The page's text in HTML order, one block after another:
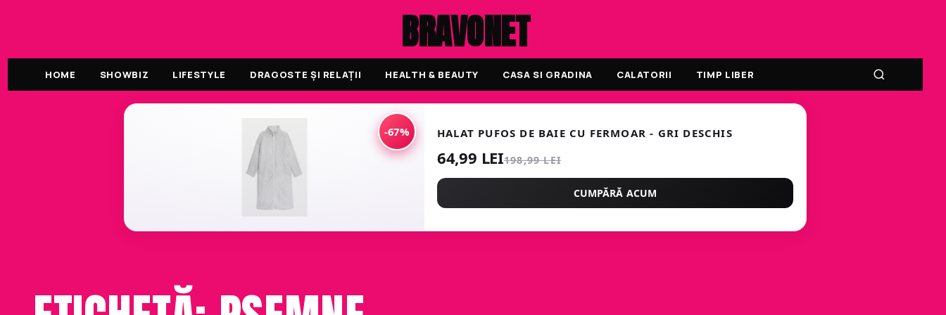
BRAVONET
HOME SHOWBIZ LIFESTYLE DRAGOSTE ȘI RELAȚII HEALTH & BEAUTY CASA SI GRADINA CALATORII TIMP LIBER
-67% HALAT PUFOS DE BAIE CU FERMOAR - GRI DESCHIS
64,99 LEI198,99 LEI
CUMPĂRĂ ACUM